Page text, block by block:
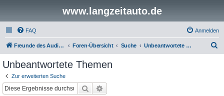
www.langzeitauto.de
FAQ Anmelden
Freunde des Audi Typ 44 e.V. Foren-Übersicht Suche Unbeantwortete Themen
Unbeantwortete Themen
Zur erweiterten Suche
Suche